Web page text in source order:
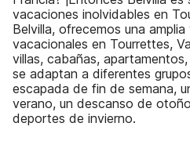
vacaciones inolvidables en
Belvilla, ofrecemos una
vacacionales en Tourrettes,
villas, cabañas,
se adaptan a diferentes
escapada de fin de semana,
verano, un descanso de
deportes de invierno.